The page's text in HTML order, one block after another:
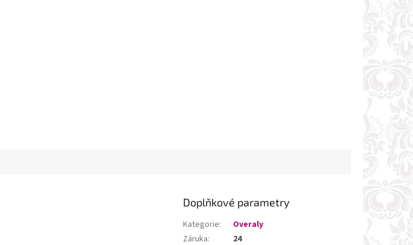
Doplňkové parametry
Kategorie:
Overaly
Záruka:
24